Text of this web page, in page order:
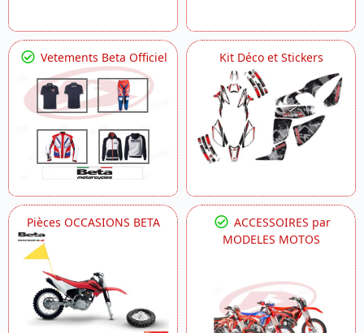
Vetements Beta Officiel Kit Déco et Stickers
Pièces OCCASIONS BETA
ACCESSOIRES par
MODELES MOTOS